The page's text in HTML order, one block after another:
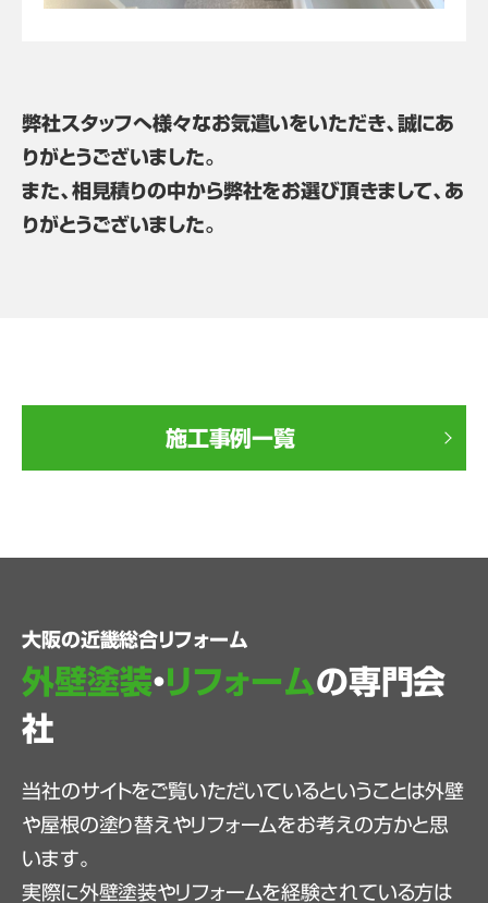
弊社スタッフへ様々なお気遣いをいただき、誠にあ
りがとうございました。
また、相見積りの中から弊社をお選び頂きまして、あ
りがとうございました。
施工事例一覧
大阪の近畿総合リフォーム
外壁塗装・リフォームの専門会
社
当社のサイトをご覧いただいているということは外壁
や屋根の塗り替えやリフォームをお考えの方かと思
います。
実際に外壁塗装やリフォームを経験されている方は